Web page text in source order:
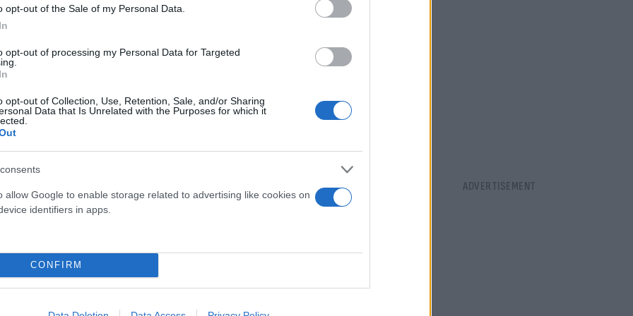
opt-out of the Sale of my Personal Data.
opt-out of processing my Personal Data for Targeted
opt-out of Collection, Use, Retention, Sale, and/or Sharing
Data that Is Unrelated with the Purposes for which it
allow Google to enable storage related to advertising like cookies on
identifiers in apps.
CONFIRM
τις
Το χρονοδιάγραμμα που
Flash.gr
– Βραδινή έξοδος με